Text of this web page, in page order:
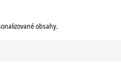
obsahy.